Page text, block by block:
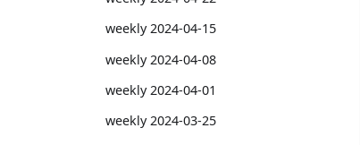
weekly 2024-04-15
weekly 2024-04-08
weekly 2024-04-01
weekly 2024-03-25